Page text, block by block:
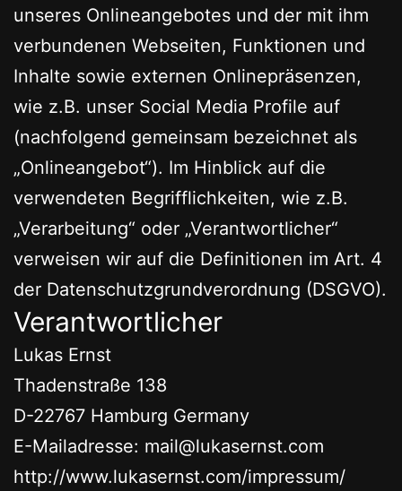
unseres Onlineangebotes und der mit ihm
verbundenen Webseiten, Funktionen und
Inhalte sowie externen Onlinepräsenzen,
wie z.B. unser Social Media Profile auf
(nachfolgend gemeinsam bezeichnet als
„Onlineangebot“). Im Hinblick auf die
verwendeten Begrifflichkeiten, wie z.B.
„Verarbeitung“ oder „Verantwortlicher“
verweisen wir auf die Definitionen im Art. 4
der Datenschutzgrundverordnung (DSGVO).
Verantwortlicher
Lukas Ernst
Thadenstraße 138
D-22767 Hamburg Germany
E-Mailadresse: mail@lukasernst.com
http://www.lukasernst.com/impressum/